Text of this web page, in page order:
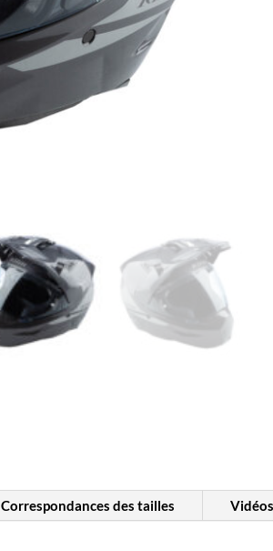
Correspondances des tailles Vidéos